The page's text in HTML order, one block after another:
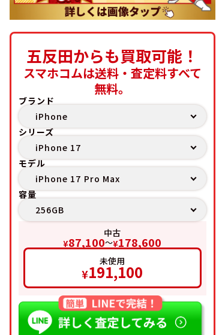
五反田からも買取可能！
スマホコムは送料・査定料すべて
無料。
ブランド
シリーズ
モデル
容量
中古
¥87,100〜¥178,600
未使用
¥191,100